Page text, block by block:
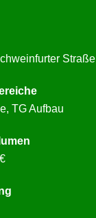
Straße
TG Aufbau
€